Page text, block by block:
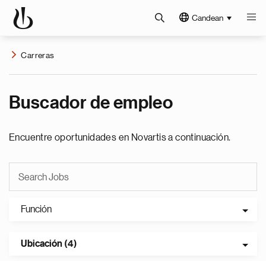
Candean
Carreras
Buscador de empleo
Encuentre oportunidades en Novartis a continuación.
Función
Ubicación (4)